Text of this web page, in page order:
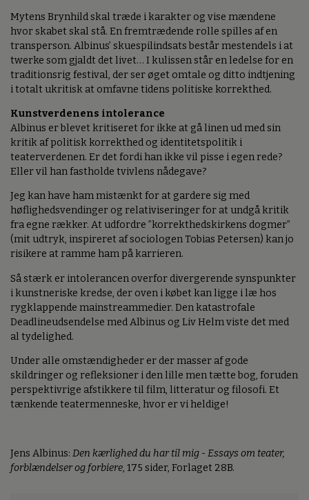
Mytens Brynhild skal træde i karakter og vise mændene
hvor skabet skal stå. En fremtrædende rolle spilles af en
transperson. Albinus’ skuespilindsats består mestendels i at
twerke som gjaldt det livet… I kulissen står en ledelse for en
traditionsrig festival, der ser øget omtale og ditto indtjening
i totalt ukritisk at omfavne tidens politiske korrekthed.
Kunstverdenens intolerance
Albinus er blevet kritiseret for ikke at gå linen ud med sin
kritik af politisk korrekthed og identitetspolitik i
teaterverdenen. Er det fordi han ikke vil pisse i egen rede?
Eller vil han fastholde tvivlens nådegave?
Jeg kan have ham mistænkt for at gardere sig med
høflighedsvendinger og relativiseringer for at undgå kritik
fra egne rækker. At udfordre ”korrekthedskirkens dogmer”
(mit udtryk, inspireret af sociologen Tobias Petersen) kan jo
risikere at ramme ham på karrieren.
Så stærk er intolerancen overfor divergerende synspunkter
i kunstneriske kredse, der oven i købet kan ligge i læ hos
rygklappende mainstreammedier. Den katastrofale
Deadlineudsendelse med Albinus og Liv Helm viste det med
al tydelighed.
Under alle omstændigheder er der masser af gode
skildringer og refleksioner i den lille men tætte bog, foruden
perspektivrige afstikkere til film, litteratur og filosofi. Et
tænkende teatermenneske, hvor er vi heldige!
Jens Albinus: Den kærlighed du har til mig - Essays om teater,
forblændelser og forbiere, 175 sider, Forlaget 28B.